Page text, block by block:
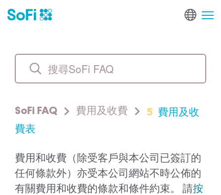
SoFi FAQ 費用及收費 5 費用及收
費表
費用和收費（除受客戶與本公司已簽訂的
任何條款外）亦受本公司網站不時公佈的
有關費用和收費的條款和條件約束。 請按